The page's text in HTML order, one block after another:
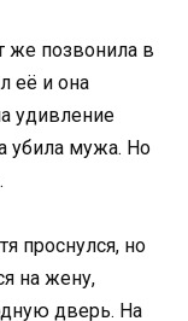
же позвонила в
её и она
удивление
убила мужа. Но
проснулся, но
на жену,
дверь. На